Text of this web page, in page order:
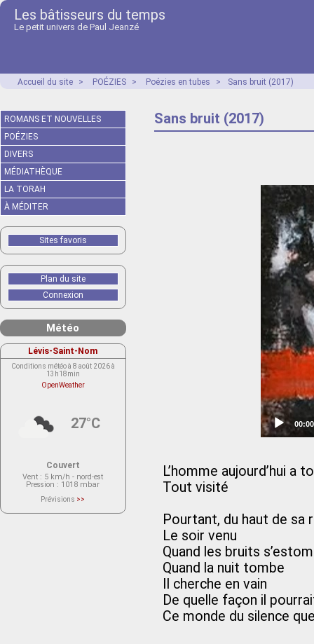
Les bâtisseurs du temps
Le petit univers de Paul Jeanzé
Accueil du site > POÉZIES > Poézies en tubes > Sans bruit (2017)
Sans bruit (2017)
time
00:00
L’homme aujourd’hui a
Tout visité
Pourtant, du haut de sa
Le soir venu
Quand les bruits
Quand la nuit tombe
Il cherche en vain
De quelle façon il
Ce monde du silence
ROMANS ET NOUVELLES
POÉZIES
DIVERS
MÉDIATHÈQUE
LA TORAH
À MÉDITER
Sites favoris
Plan du site
Connexion
Météo
Lévis-Saint-Nom
Conditions météo à 8 août 2026 à
13h18min
OpenWeather
27°C
Couvert
Vent : 5 km/h - nord-est
Pression : 1018 mbar
Prévisions >>
actuellement aucune prévision